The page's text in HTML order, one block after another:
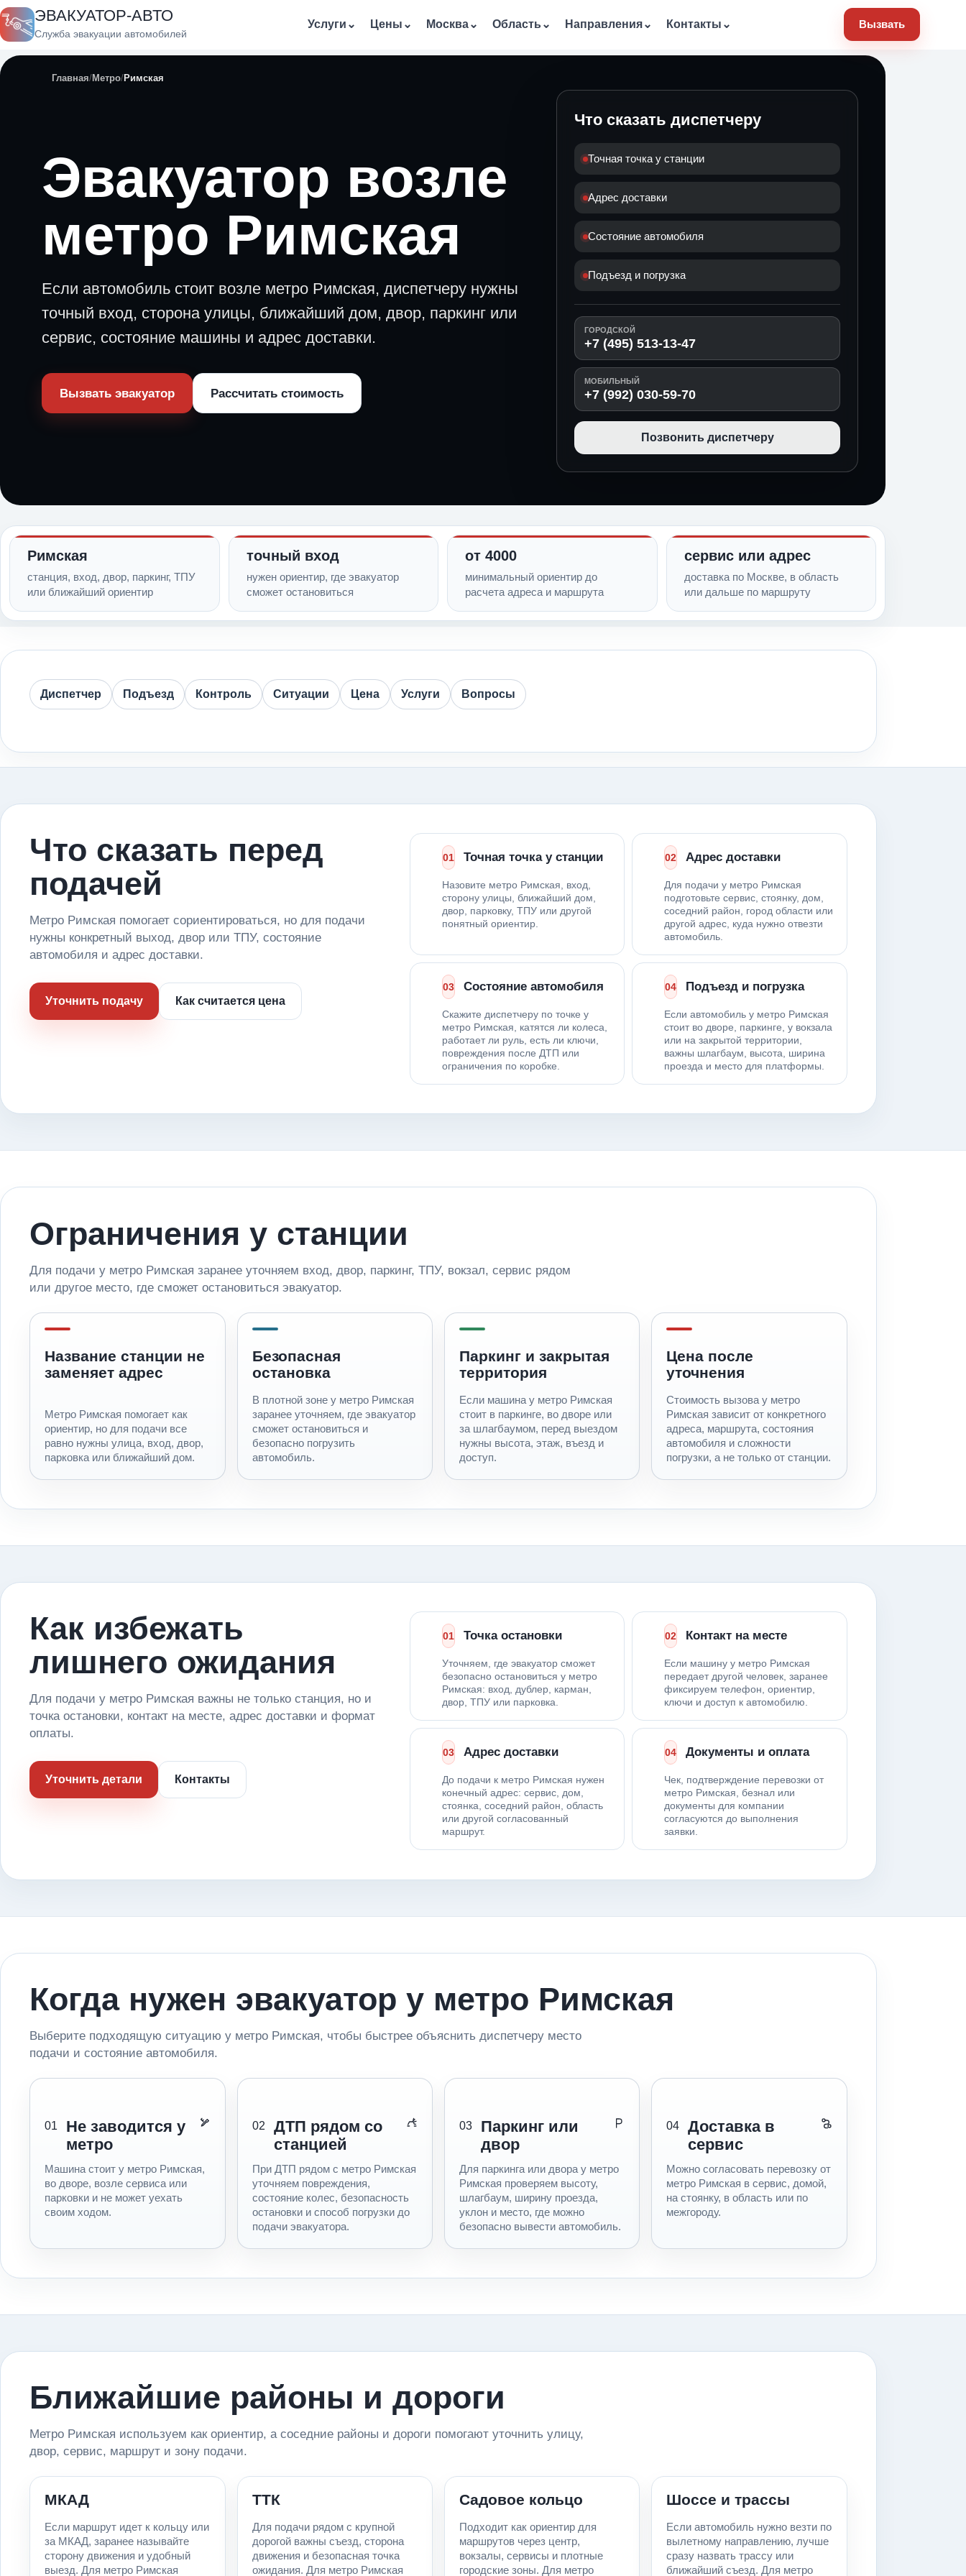
ЭВАКУАТОР-АВТО
Служба эвакуации автомобилей
Услуги ⌄ Цены ⌄ Москва⌄ Область ⌄ Направления⌄ Контакты ⌄ Вызвать
Главная Метро Римская
Эвакуатор возле
метро Римская
Если автомобиль стоит возле метро Римская, диспетчеру нужны
точный вход, сторона улицы, ближайший дом, двор, паркинг или
сервис, состояние машины и адрес доставки.
Вызвать эвакуатор Рассчитать стоимость
Что сказать диспетчеру
Точная точка у станции
Адрес доставки
Состояние автомобиля
Подъезд и погрузка
ГОРОДСКОЙ
+7 (495) 513-13-47
МОБИЛЬНЫЙ
+7 (992) 030-59-70
Позвонить диспетчеру
Римская
станция, вход, двор, паркинг, ТПУ
или ближайший ориентир
точный вход
нужен ориентир, где эвакуатор
сможет остановиться
от 4000
минимальный ориентир до
расчета адреса и маршрута
сервис или адрес
доставка по Москве, в область
или дальше по маршруту
Диспетчер Подъезд Контроль Ситуации Цена Услуги Вопросы
Что сказать перед
подачей
Метро Римская помогает сориентироваться, но для подачи
нужны конкретный выход, двор или ТПУ, состояние
автомобиля и адрес доставки.
Уточнить подачу Как считается цена
01 Точная точка у станции
Назовите метро Римская, вход,
сторону улицы, ближайший дом,
двор, парковку, ТПУ или другой
понятный ориентир.
02 Адрес доставки
Для подачи у метро Римская
подготовьте сервис, стоянку, дом,
соседний район, город области или
другой адрес, куда нужно отвезти
автомобиль.
03 Состояние автомобиля
Скажите диспетчеру по точке у
метро Римская, катятся ли колеса,
работает ли руль, есть ли ключи,
повреждения после ДТП или
ограничения по коробке.
04 Подъезд и погрузка
Если автомобиль у метро Римская
стоит во дворе, паркинге, у вокзала
или на закрытой территории,
важны шлагбаум, высота, ширина
проезда и место для платформы.
Ограничения у станции
Для подачи у метро Римская заранее уточняем вход, двор, паркинг, ТПУ, вокзал, сервис рядом
или другое место, где сможет остановиться эвакуатор.
Название станции не
заменяет адрес
Метро Римская помогает как
ориентир, но для подачи все
равно нужны улица, вход, двор,
парковка или ближайший дом.
Безопасная
остановка
В плотной зоне у метро Римская
заранее уточняем, где эвакуатор
сможет остановиться и
безопасно погрузить
автомобиль.
Паркинг и закрытая
территория
Если машина у метро Римская
стоит в паркинге, во дворе или
за шлагбаумом, перед выездом
нужны высота, этаж, въезд и
доступ.
Цена после
уточнения
Стоимость вызова у метро
Римская зависит от конкретного
адреса, маршрута, состояния
автомобиля и сложности
погрузки, а не только от станции.
Как избежать
лишнего ожидания
Для подачи у метро Римская важны не только станция, но и
точка остановки, контакт на месте, адрес доставки и формат
оплаты.
Уточнить детали Контакты
01 Точка остановки
Уточняем, где эвакуатор сможет
безопасно остановиться у метро
Римская: вход, дублер, карман,
двор, ТПУ или парковка.
02 Контакт на месте
Если машину у метро Римская
передает другой человек, заранее
фиксируем телефон, ориентир,
ключи и доступ к автомобилю.
03 Адрес доставки
До подачи к метро Римская нужен
конечный адрес: сервис, дом,
стоянка, соседний район, область
или другой согласованный
маршрут.
04 Документы и оплата
Чек, подтверждение перевозки от
метро Римская, безнал или
документы для компании
согласуются до выполнения
заявки.
Когда нужен эвакуатор у метро Римская
Выберите подходящую ситуацию у метро Римская, чтобы быстрее объяснить диспетчеру место
подачи и состояние автомобиля.
01
Не заводится у
метро
Машина стоит у метро Римская,
во дворе, возле сервиса или
парковки и не может уехать
своим ходом.
02
ДТП рядом со
станцией
При ДТП рядом с метро Римская
уточняем повреждения,
состояние колес, безопасность
остановки и способ погрузки до
подачи эвакуатора.
03
Паркинг или
двор
Для паркинга или двора у метро
Римская проверяем высоту,
шлагбаум, ширину проезда,
уклон и место, где можно
безопасно вывести автомобиль.
04
Доставка в
сервис
Можно согласовать перевозку от
метро Римская в сервис, домой,
на стоянку, в область или по
межгороду.
Ближайшие районы и дороги
Метро Римская используем как ориентир, а соседние районы и дороги помогают уточнить улицу,
двор, сервис, маршрут и зону подачи.
МКАД
Если маршрут идет к кольцу или
за МКАД, заранее называйте
сторону движения и удобный
выезд. Для метро Римская
ТТК
Для подачи рядом с крупной
дорогой важны съезд, сторона
движения и безопасная точка
ожидания. Для метро Римская
Садовое кольцо
Подходит как ориентир для
маршрутов через центр,
вокзалы, сервисы и плотные
городские зоны. Для метро
Шоссе и трассы
Если автомобиль нужно везти по
вылетному направлению, лучше
сразу назвать трассу или
ближайший съезд. Для метро